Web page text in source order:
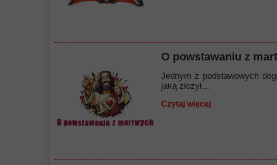
O powstawaniu z
Jednym z podstawowych
jaką złożył...
Czytaj więcej